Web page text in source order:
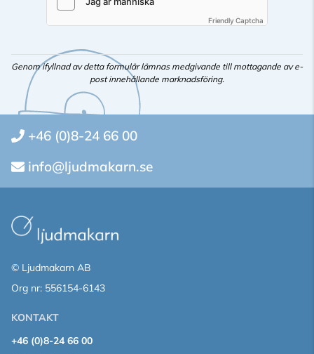
Friendly Captcha
Genom ifyllnad av detta formulär lämnas medgivande till mottagande av e-
post innehållande marknadsföring.
+46 (0)8-24 66 00
info@ljudmakarn.se
© Ljudmakarn AB
Org nr: 556154-6143
KONTAKT
+46 (0)8-24 66 00